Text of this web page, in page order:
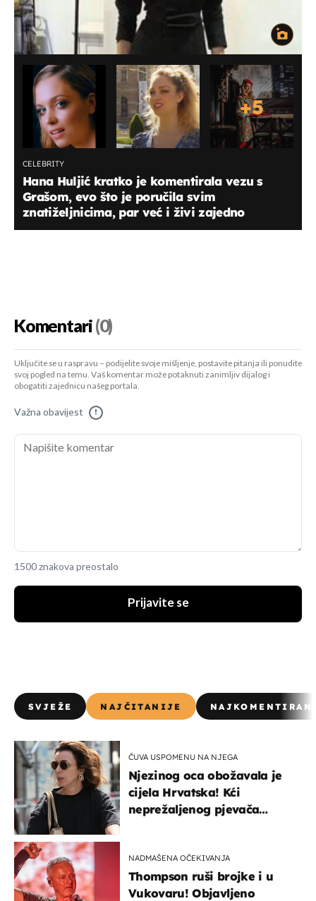
+5
CELEBRITY
Hana Huljić kratko je komentirala vezu s
Grašom, evo što je poručila svim
znatiželjnicima, par već i živi zajedno
Komentari(0)
Uključite se u raspravu – podijelite svoje mišljenje, postavite pitanja ili ponudite
svoj pogled na temu. Vaš komentar može potaknuti zanimljiv dijalog i
obogatiti zajednicu našeg portala.
Važna obavijest !
1500 znakova preostalo
Prijavite se
SVJEŽE NAJČITANIJE
ČUVA USPOMENU NA NJEGA
Njezinog oca obožavala je
cijela Hrvatska! Kći
neprežaljenog pjevača
NADMAŠENA OČEKIVANJA
Thompson ruši brojke i u
Vukovaru! Objavljeno